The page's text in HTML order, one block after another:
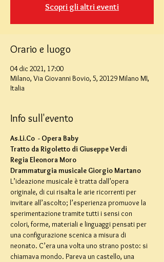
Scopri gli altri eventi
Orario e luogo
04 dic 2021, 17:00
Milano, Via Giovanni Bovio, 5, 20129 Milano MI,
Italia
Info sull'evento
As.Li.Co  - Opera Baby
Tratto da Rigoletto di Giuseppe Verdi
Regia Eleonora Moro
Drammaturgia musicale Giorgio Martano
L’ideazione musicale è tratta dall’opera
originale, di cui risalta le arie ricorrenti per
invitare all’ascolto; l’esperienza promuove la
sperimentazione tramite tutti i sensi con
colori, forme, materiali e linguaggi pensati per
una configurazione scenica a misura di
neonato. C’era una volta uno strano posto: si
chiamava mondo. Pareva un castello, una